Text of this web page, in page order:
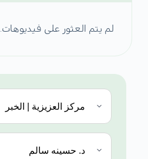
لم يتم العثور على فيديوهات.